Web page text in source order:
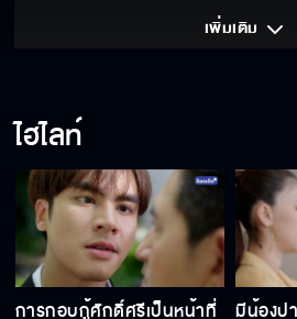
เพิ่มเติม
ไฮไลท์
การกอบกู้ศักดิ์ศรีเป็นหน้าที่
มีน้องป